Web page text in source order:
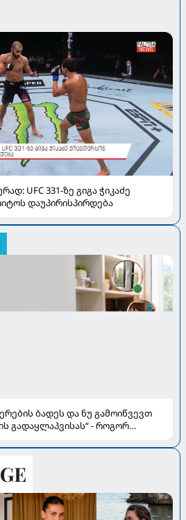
UFC 331-ზე გიგა ჭიკაძე
დაუპირისპირდება
ბადეს და ნუ გამოიწვევთ
გადაყლაპვისას“ - როგორ
რჩევები